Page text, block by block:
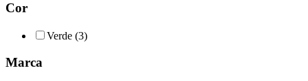
Cor
Verde (3)
Marca